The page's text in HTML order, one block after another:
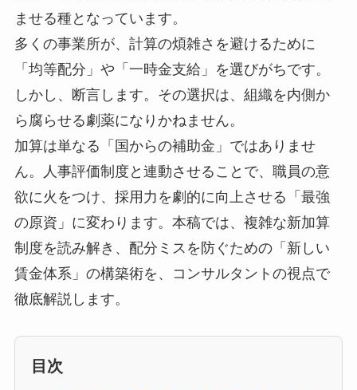
ませる種となっています。
多くの事業所が、計算の煩雑さを避けるために
「均等配分」や「一時金支給」を選びがちです。
しかし、断言します。その選択は、組織を内側か
ら腐らせる劇薬になりかねません。
加算は単なる「国からの補助金」ではありませ
ん。人事評価制度と連動させることで、職員の意
欲に火をつけ、採用力を劇的に向上させる「最強
の原資」に変わります。本稿では、複雑な新加算
制度を読み解き、配分ミスを防ぐための「新しい
賃金体系」の構築術を、コンサルタントの視点で
徹底解説します。
目次